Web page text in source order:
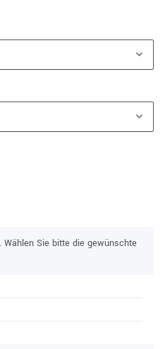
Wählen Sie bitte die gewünschte